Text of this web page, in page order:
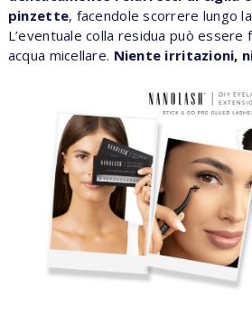
pinzette, facendole scorrere lungo
L’eventuale colla residua può essere
acqua micellare. Niente irritazioni,